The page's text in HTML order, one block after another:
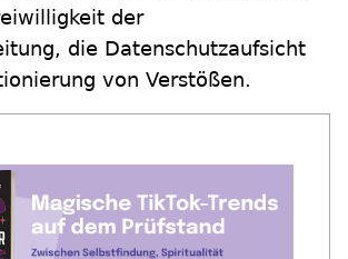
der
die Datenschutzaufsicht
von Verstößen.